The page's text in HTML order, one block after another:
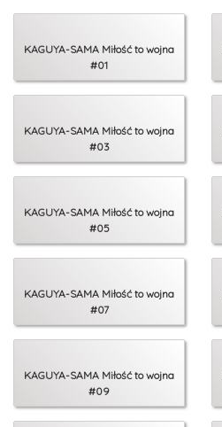
KAGUYA-SAMA Miłość to wojna
#01
KAGUYA-SAMA Miłość to wojna
#03
KAGUYA-SAMA Miłość to wojna
#05
KAGUYA-SAMA Miłość to wojna
#07
KAGUYA-SAMA Miłość to wojna
#09